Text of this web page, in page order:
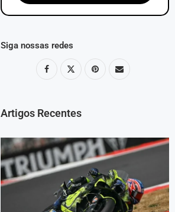
Siga nossas redes
Artigos Recentes